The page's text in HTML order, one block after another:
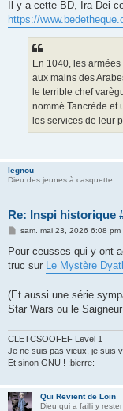
Il y a cette BD, Ira Dei
https://
En 1040, les
aux mains des
le terrible chef
nommé Tancrède et
les services de leur
legnou
Dieu des jeunes à casquette
Re: Inspi historique
M
s
a
sam. mai 23, 2026 6:08 pm
Pour ceusses qui y ont
truc sur
Le Mystère
(Et aussi une série
Star Wars ou le
CLETCSOOFEF Level 1
Je ne suis pas vieux, je suis
Et sinon GNU ! :bierre:
Qui Revient de Loin
Dieu qui a failli y rester